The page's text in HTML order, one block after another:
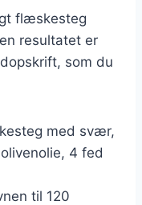
flæskesteg
resultatet er
som du
med svær,
4 fed
til 120